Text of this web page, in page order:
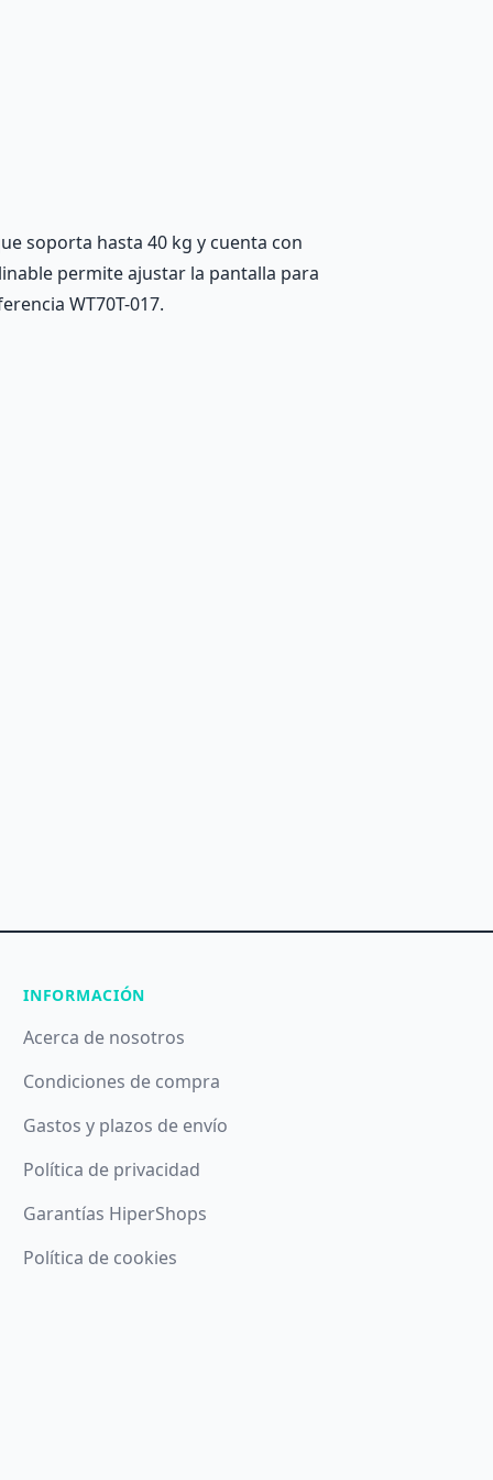
soporta hasta 40 kg y cuenta con
permite ajustar la pantalla para
WT70T-017.
INFORMACIÓN
Acerca de nosotros
Condiciones de compra
Gastos y plazos de envío
Política de privacidad
Garantías HiperShops
Política de cookies